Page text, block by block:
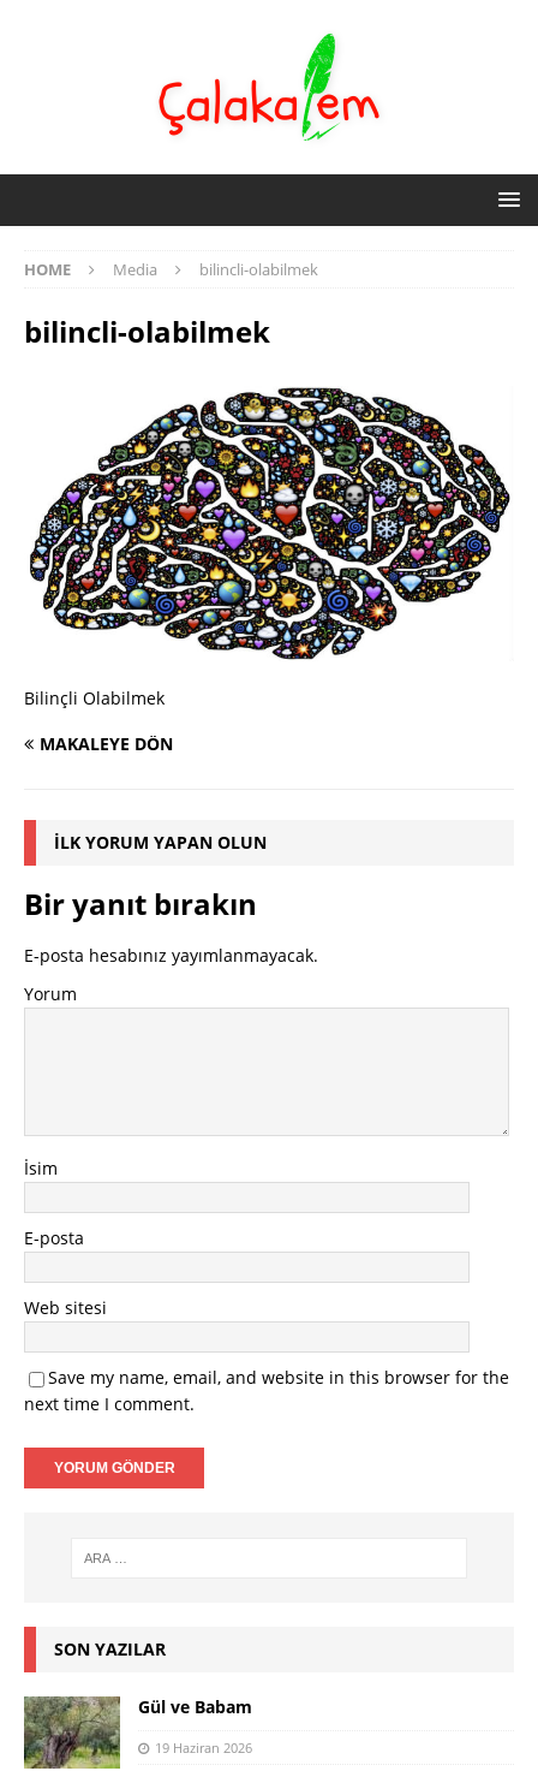
HOME Media bilincli-olabilmek
bilincli-olabilmek
Bilinçli Olabilmek
MAKALEYE DÖN
İLK YORUM YAPAN OLUN
Bir yanıt bırakın
E-posta hesabınız yayımlanmayacak.
Yorum
İsim
E-posta
Web sitesi
Save my name, email, and website in this browser for the
next time I comment.
SON YAZILAR
Gül ve Babam
19 Haziran 2026